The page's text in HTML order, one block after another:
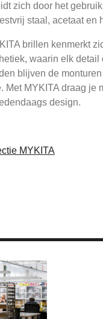
zich door het
staal, acetaat en
brillen kenmerkt
waarin elk
blijven de
Met MYKITA draag je
design.
MYKITA